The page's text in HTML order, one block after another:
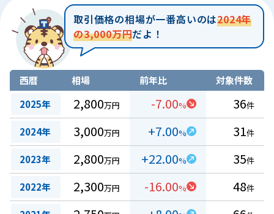
取引価格の相場が一番高いのは2024年
の3,000万円だよ！
西暦 相場 前年比
対象件数
2025年
2,800万円 -7.00% 36件
2024年 3,000万円 +7.00% 31件
2023年 2,800万円 +22.00% 35件
2022年 2,300万円 -16.00% 48件